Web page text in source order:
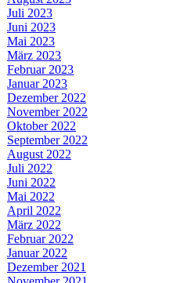
Juli 2023
Juni 2023
Mai 2023
März 2023
Februar 2023
Januar 2023
Dezember 2022
November 2022
Oktober 2022
September 2022
August 2022
Juli 2022
Juni 2022
Mai 2022
April 2022
März 2022
Februar 2022
Januar 2022
Dezember 2021